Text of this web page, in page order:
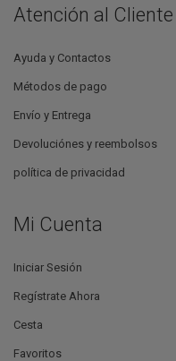
Atención al Cliente
Ayuda y Contactos
Métodos de pago
Envío y Entrega
Devoluciónes y reembolsos
política de privacidad
Mi Cuenta
Iniciar Sesión
Regístrate Ahora
Cesta
Favoritos